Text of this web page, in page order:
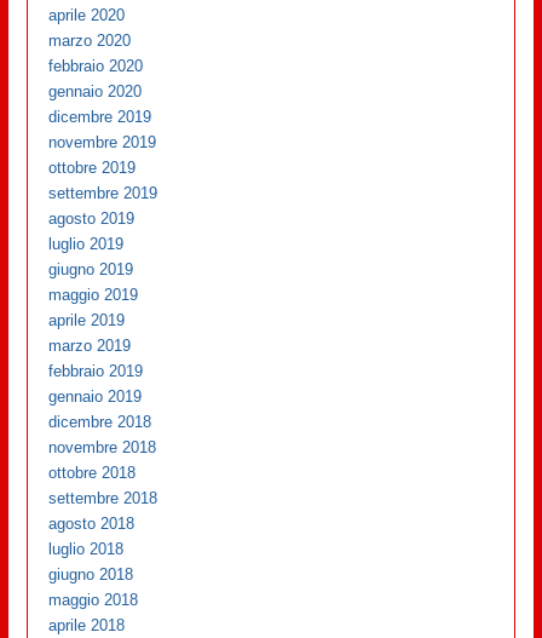
aprile 2020
marzo 2020
febbraio 2020
gennaio 2020
dicembre 2019
novembre 2019
ottobre 2019
settembre 2019
agosto 2019
luglio 2019
giugno 2019
maggio 2019
aprile 2019
marzo 2019
febbraio 2019
gennaio 2019
dicembre 2018
novembre 2018
ottobre 2018
settembre 2018
agosto 2018
luglio 2018
giugno 2018
maggio 2018
aprile 2018